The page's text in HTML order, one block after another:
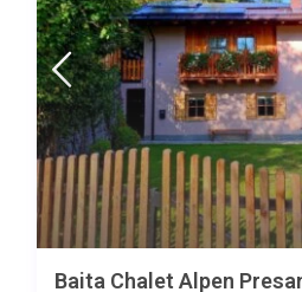
Baita Chalet Alpen